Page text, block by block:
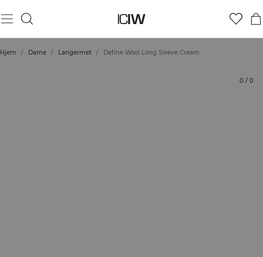
Hjem / Dame / Langermet / Define Wool Long Sleeve Cream
0 / 0